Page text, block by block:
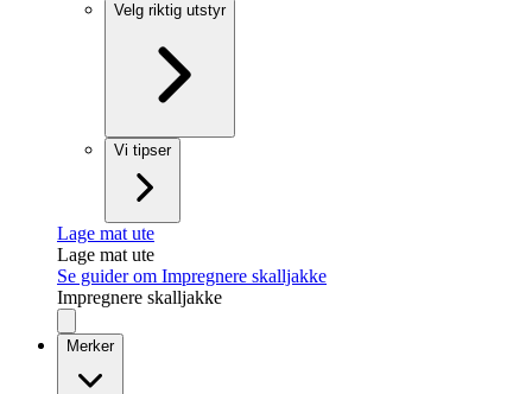
Velg riktig utstyr
Vi tipser
Lage mat ute
Lage mat ute
Se guider om Impregnere skalljakke
Impregnere skalljakke
Merker